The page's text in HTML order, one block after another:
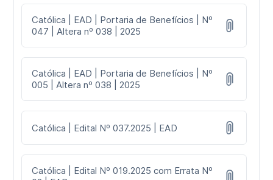
Católica | EAD | Portaria de Benefícios | Nº
047 | Altera nº 038 | 2025
Católica | EAD | Portaria de Benefícios | Nº
005 | Altera nº 038 | 2025
Católica | Edital Nº 037.2025 | EAD
Católica | Edital Nº 019.2025 com Errata Nº